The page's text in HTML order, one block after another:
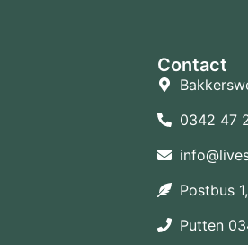
Contact
0342 47
Postbus
Putten